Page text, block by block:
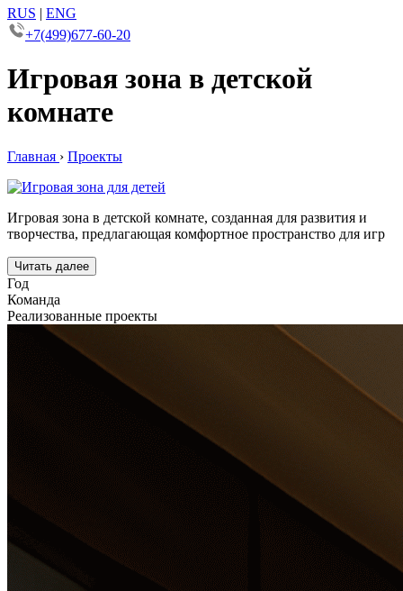
RUS | ENG
+7(499)677-60-20
Игровая зона в детской
комнате
Главная › Проекты
Игровая зона в детской комнате, созданная для развития и
творчества, предлагающая комфортное пространство для игр
Читать далее
Год
Команда
Реализованные проекты